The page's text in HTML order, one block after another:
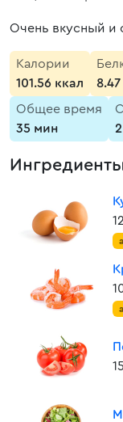
Очень вкусный и
Калории
101.56 ккал
8.47
Общее время
35 мин
2